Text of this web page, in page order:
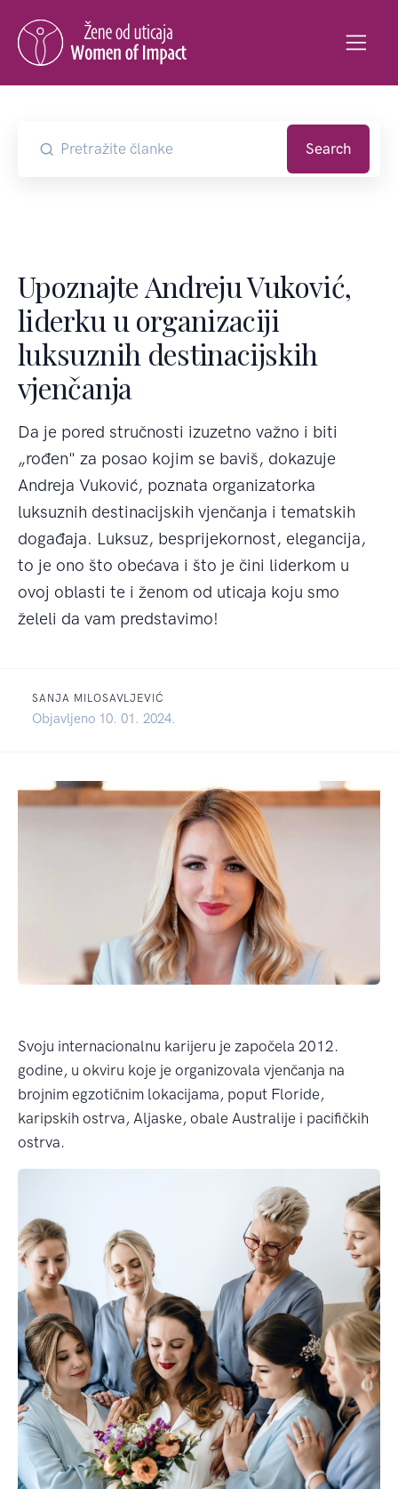
Search
Upoznajte Andreju Vuković,
liderku u organizaciji
luksuznih destinacijskih
vjenčanja
Da je pored stručnosti izuzetno važno i biti
„rođen" za posao kojim se baviš, dokazuje
Andreja Vuković, poznata organizatorka
luksuznih destinacijskih vjenčanja i tematskih
događaja. Luksuz, besprijekornost, elegancija,
to je ono što obećava i što je čini liderkom u
ovoj oblasti te i ženom od uticaja koju smo
želeli da vam predstavimo!
SANJA MILOSAVLJEVIĆ
Objavljeno 10. 01. 2024.
Svoju internacionalnu karijeru je započela 2012.
godine, u okviru koje je organizovala vjenčanja na
brojnim egzotičnim lokacijama, poput Floride,
karipskih ostrva, Aljaske, obale Australije i pacifičkih
ostrva.